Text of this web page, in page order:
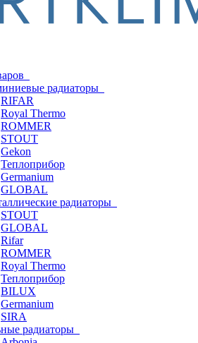
радиаторы
RIFAR
Royal Thermo
ROMMER
STOUT
Gekon
Теплоприбор
Germanium
GLOBAL
радиаторы
STOUT
GLOBAL
Rifar
ROMMER
Royal Thermo
Теплоприбор
BILUX
Germanium
SIRA
радиаторы